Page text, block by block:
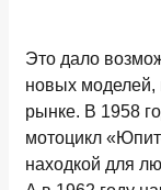
Это дало
новых моделей,
рынке. В 1958
мотоцикл
находкой для